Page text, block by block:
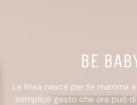
BE
La linea nasce per te mamma
semplice gesto che ora può